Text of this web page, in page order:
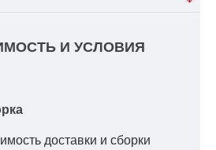
И УСЛОВИЯ
доставки и сборки